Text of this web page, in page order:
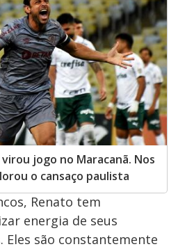
jogo no Maracanã. Nos
o cansaço paulista
Renato tem
energia de seus
Eles são constantemente